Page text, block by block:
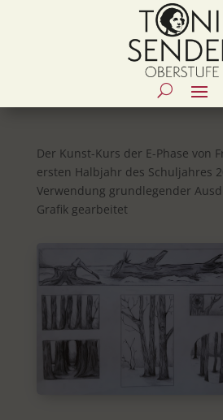
Der Kunst-Kurs der E-Phase von
ersten Halbjahr des Schuljahres
Verwendung grundlegender
Grafik gearbeitet